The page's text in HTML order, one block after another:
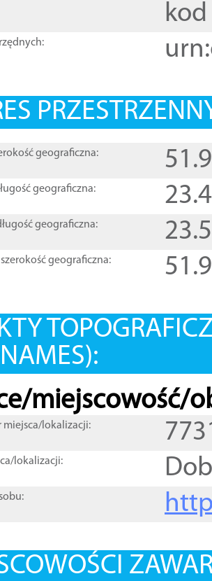
kod
geograficzna:
geograficzna:
geograficzna:
geograficzna:
miejscowość/
miejsca/lokalizacji:
lokalizacji: